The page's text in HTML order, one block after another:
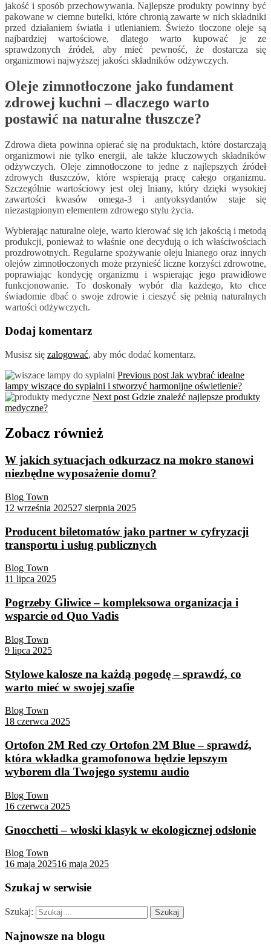
jakość i sposób przechowywania. Najlepsze produkty powinny być
pakowane w ciemne butelki, które chronią zawarte w nich składniki
przed działaniem światła i utlenianiem. Świeżo tłoczone oleje są
najbardziej wartościowe, dlatego warto kupować je ze
sprawdzonych źródeł, aby mieć pewność, że dostarcza się
organizmowi najwyższej jakości składników odżywczych.
Oleje zimnotłoczone jako fundament
zdrowej kuchni – dlaczego warto
postawić na naturalne tłuszcze?
Zdrowa dieta powinna opierać się na produktach, które dostarczają
organizmowi nie tylko energii, ale także kluczowych składników
odżywczych. Oleje zimnotłoczone to jedne z najlepszych źródeł
zdrowych tłuszczów, które wspierają pracę całego organizmu.
Szczególnie wartościowy jest olej lniany, który dzięki wysokiej
zawartości kwasów omega-3 i antyoksydantów staje się
niezastąpionym elementem zdrowego stylu życia.
Wybierając naturalne oleje, warto kierować się ich jakością i metodą
produkcji, ponieważ to właśnie one decydują o ich właściwościach
prozdrowotnych. Regularne spożywanie oleju lnianego oraz innych
olejów zimnotłoczonych może przynieść liczne korzyści zdrowotne,
poprawiając kondycję organizmu i wspierając jego prawidłowe
funkcjonowanie. To doskonały wybór dla każdego, kto chce
świadomie dbać o swoje zdrowie i cieszyć się pełnią naturalnych
wartości odżywczych.
Dodaj komentarz
Musisz się zalogować, aby móc dodać komentarz.
Previous post Jak wybrać idealne
lampy wiszące do sypialni i stworzyć harmonijne oświetlenie?
Next post Gdzie znaleźć najlepsze produkty
medyczne?
Zobacz również
W jakich sytuacjach odkurzacz na mokro stanowi
niezbędne wyposażenie domu?
Blog Town
12 września 202527 sierpnia 2025
Producent biletomatów jako partner w cyfryzacji
transportu i usług publicznych
Blog Town
11 lipca 2025
Pogrzeby Gliwice – kompleksowa organizacja i
wsparcie od Quo Vadis
Blog Town
9 lipca 2025
Stylowe kalosze na każdą pogodę – sprawdź, co
warto mieć w swojej szafie
Blog Town
18 czerwca 2025
Ortofon 2M Red czy Ortofon 2M Blue – sprawdź,
która wkładka gramofonowa będzie lepszym
wyborem dla Twojego systemu audio
Blog Town
16 czerwca 2025
Gnocchetti – włoski klasyk w ekologicznej odsłonie
Blog Town
16 maja 202516 maja 2025
Szukaj w serwisie
Szukaj:
Najnowsze na blogu